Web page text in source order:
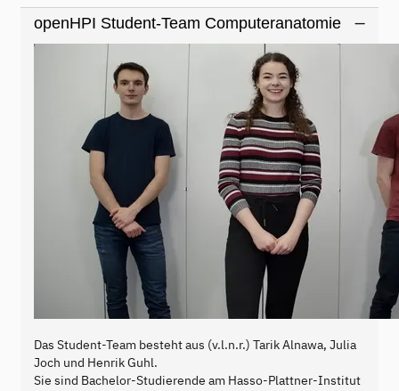
openHPI Student-Team Computeranatomie
Das Student-Team besteht aus (v.l.n.r.) Tarik Alnawa, Julia
Joch und Henrik Guhl.
Sie sind Bachelor-Studierende am Hasso-Plattner-Institut